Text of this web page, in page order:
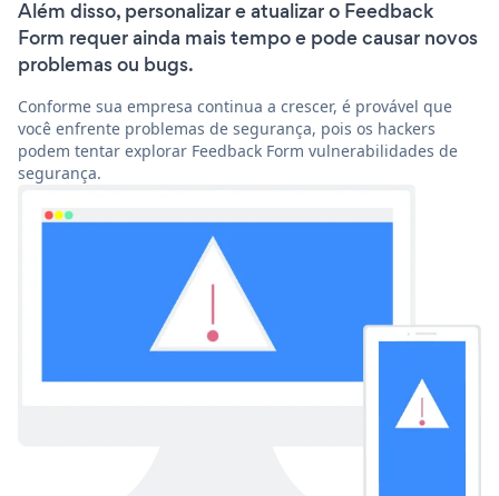
Além disso, personalizar e atualizar o Feedback
Form requer ainda mais tempo e pode causar novos
problemas ou bugs.
Conforme sua empresa continua a crescer, é provável que
você enfrente problemas de segurança, pois os hackers
podem tentar explorar Feedback Form vulnerabilidades de
segurança.